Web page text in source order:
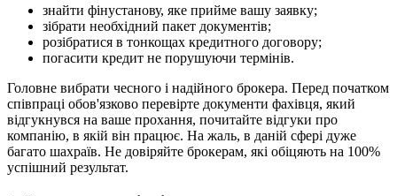
знайти фінустанову, яке прийме вашу заявку;
зібрати необхідний пакет документів;
розібратися в тонкощах кредитного договору;
погасити кредит не порушуючи термінів.
Головне вибрати чесного і надійного брокера. Перед початком
співпраці обов'язково перевірте документи фахівця, який
відгукнувся на ваше прохання, почитайте відгуки про
компанію, в якій він працює. На жаль, в даній сфері дуже
багато шахраїв. Не довіряйте брокерам, які обіцяють на 100%
успішний результат.